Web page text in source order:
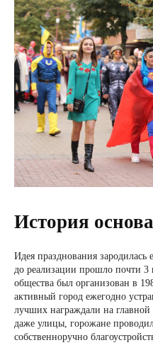
История
Идея празднования
до реализации прошло почти 3
общества был организован в
активный город ежегодно
лучших награждали на
даже улицы, горожане
собственноручно